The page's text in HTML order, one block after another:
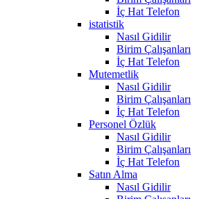
İç Hat Telefon
istatistik
Nasıl Gidilir
Birim Çalışanları
İç Hat Telefon
Mutemetlik
Nasıl Gidilir
Birim Çalışanları
İç Hat Telefon
Personel Özlük
Nasıl Gidilir
Birim Çalışanları
İç Hat Telefon
Satın Alma
Nasıl Gidilir